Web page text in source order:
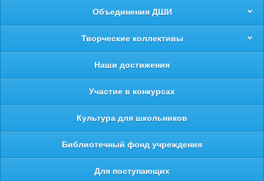
Объединения ДШИ
Творческие коллективы
Наши достижения
Участие в конкурсах
Культура для школьников
Библиотечный фонд учреждения
Для поступающих